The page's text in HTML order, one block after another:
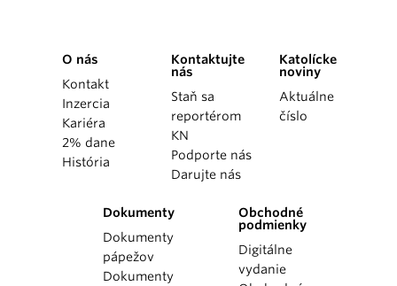
O nás
Kontakt
Inzercia
Kariéra
2% dane
História
Kontaktujte
nás
Staň sa
reportérom
KN
Podporte nás
Darujte nás
Katolícke
noviny
Aktuálne
číslo
Dokumenty
Dokumenty
pápežov
Dokumenty
Obchodné
podmienky
Digitálne
vydanie